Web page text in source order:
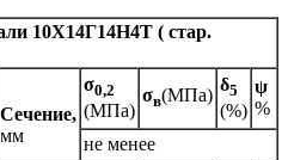
10Х14Г14Н4Т ( стар.
Сечение,
мм
σ0,2
(МПа)
σв(МПа)
δ5
(%)
ψ
%
не менее